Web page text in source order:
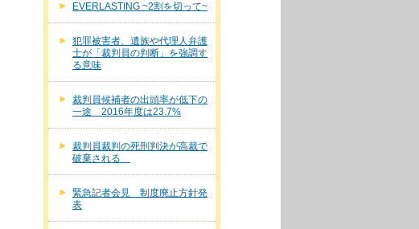
EVERLASTING ~2割を切って~
犯罪被害者、遺族や代理人弁護
士が「裁判員の判断」を強調す
る意味
裁判員候補者の出頭率が低下の
一途 2016年度は23.7%
裁判員裁判の死刑判決が高裁で
破棄される
緊急記者会見 制度廃止方針発
表